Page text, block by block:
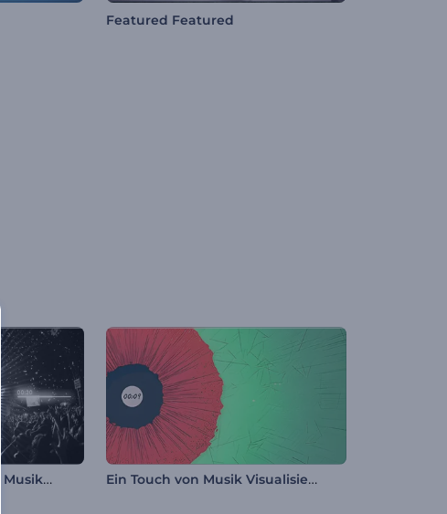
Featured Featured
Leuchtende Rhythmen Musikvisualisierer Ein Touch von Musik Visualisierer